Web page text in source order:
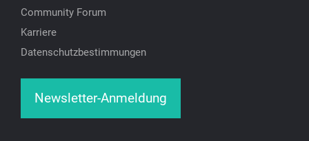
Community Forum
Karriere
Datenschutzbestimmungen
Newsletter-Anmeldung